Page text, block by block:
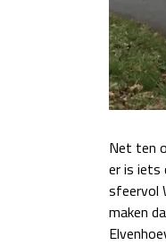
Net ten
er is iets
sfeervol
maken